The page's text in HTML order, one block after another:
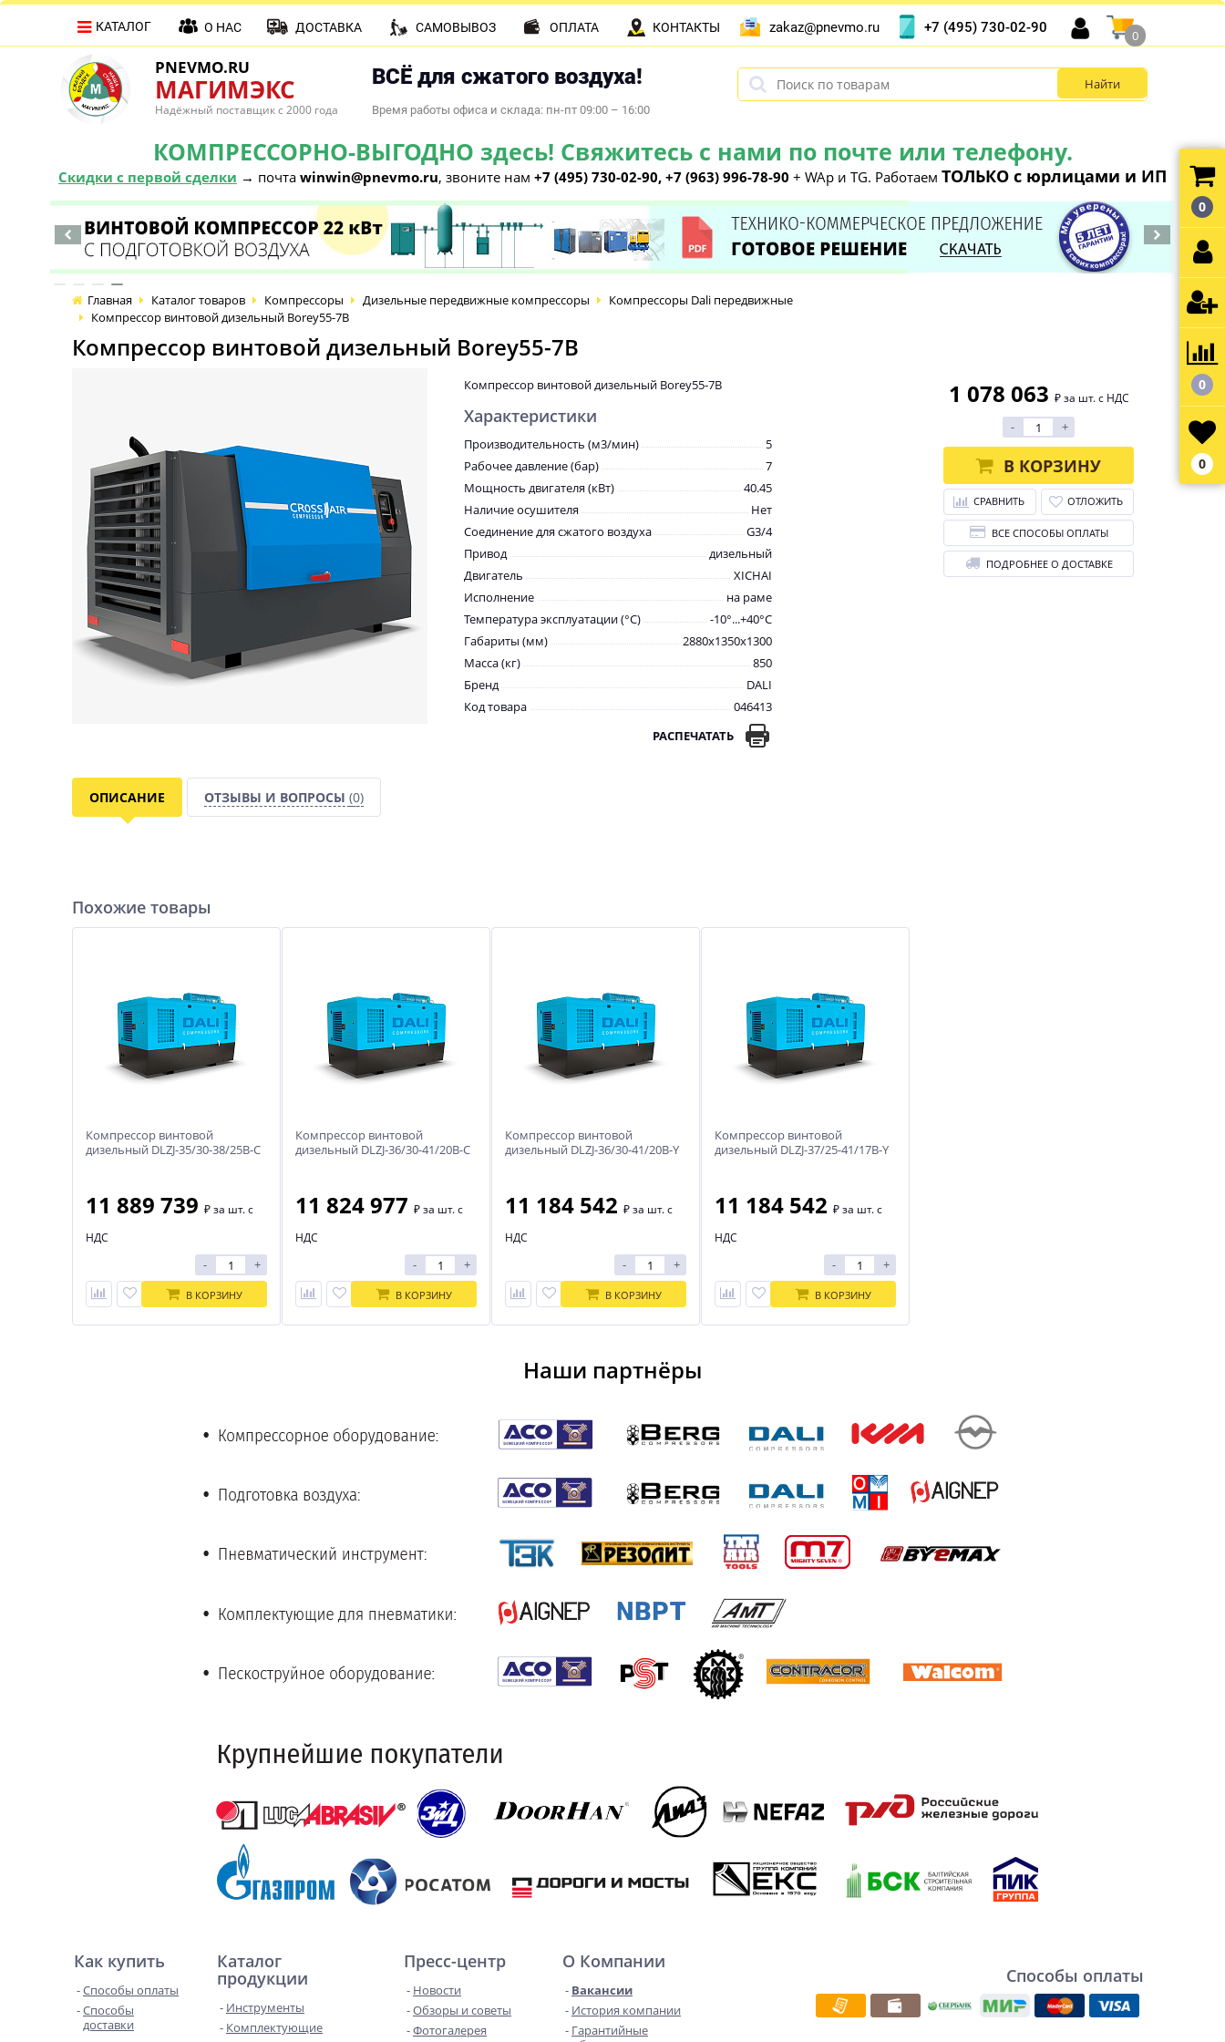
PNEVMO.RU
МАГИМЭКС
Надёжный поставщик с 2000 года
ВСЁ для сжатого воздуха!
Время работы офиса и склада: пн-пт 09:00 – 16:00
КОМПРЕССОРНО-ВЫГОДНО здесь! Свяжитесь с нами по почте или телефону.
Скидки с первой сделки → почта winwin@pnevmo.ru, звоните нам +7 (495) 730-02-90, +7 (963) 996-78-90 + WAp и TG. Работаем ТОЛЬКО с юрлицами и ИП
КАТАЛОГ О НАС ДОСТАВКА САМОВЫВОЗ ОПЛАТА КОНТАКТЫ zakaz@pnevmo.ru +7 (495) 730-02-90
0
Главная Каталог товаров Компрессоры Дизельные передвижные компрессоры
Компрессоры Dali передвижные
Компрессор винтовой дизельный Borey55-7B
Компрессор винтовой дизельный Borey55-7B
Компрессор винтовой дизельный Borey55-7B
Характеристики
Производительность (м3/мин)
5
Рабочее давление (бар)
7
Мощность двигателя (кВт)
40.45
Наличие осушителя
Нет
Соединение для сжатого воздуха
G3/4
Привод
дизельный
Двигатель
XICHAI
Исполнение
на раме
Температура эксплуатации (°С)
-10°...+40°C
Габариты (мм)
2880x1350x1300
Масса (кг)
850
Бренд
DALI
Код товара
046413
РАСПЕЧАТАТЬ
1 078 063 ₽ за шт. с НДС
- +
В КОРЗИНУ
СРАВНИТЬ ОТЛОЖИТЬ
ВСЕ СПОСОБЫ ОПЛАТЫ
ПОДРОБНЕЕ О ДОСТАВКЕ
ОПИСАНИЕ ОТЗЫВЫ И ВОПРОСЫ (0)
Похожие товары
Компрессор винтовой
дизельный DLZJ-37/25-41/17B-Y
11 184 542 ₽за шт. с
НДС
- +
В КОРЗИНУ
Компрессор винтовой
дизельный DLZJ-36/30-41/20B-Y
11 184 542 ₽за шт. с
НДС
- +
В КОРЗИНУ
Компрессор винтовой
дизельный DLZJ-36/30-41/20B-C
11 824 977 ₽за шт. с
НДС
- +
В КОРЗИНУ
Компрессор винтовой
дизельный DLZJ-35/30-38/25B-C
11 889 739 ₽за шт. с
НДС
- +
В КОРЗИНУ
Наши партнёры
Как купить
Способы оплаты
Способы
доставки
Каталог
продукции
Инструменты
Комплектующие
Пресс-центр
Новости
Обзоры и советы
Фотогалерея
О Компании
Вакансии
История компании
Гарантийные
Способы оплаты
0
0
0